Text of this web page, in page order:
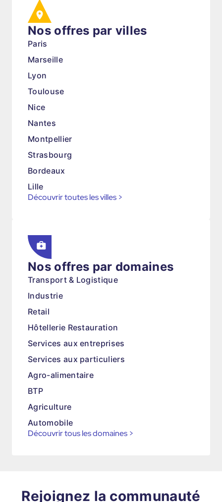
Nos offres par villes
Paris
Marseille
Lyon
Toulouse
Nice
Nantes
Montpellier
Strasbourg
Bordeaux
Lille
Découvrir toutes les villes >
Nos offres par domaines
Transport & Logistique
Industrie
Retail
Hôtellerie Restauration
Services aux entreprises
Services aux particuliers
Agro-alimentaire
BTP
Agriculture
Automobile
Découvrir tous les domaines >
Rejoignez la communauté